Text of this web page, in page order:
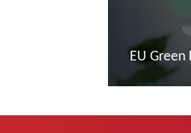
EU Green